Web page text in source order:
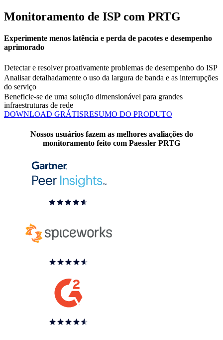
Monitoramento de ISP com PRTG
Experimente menos latência e perda de pacotes e desempenho
aprimorado
Detectar e resolver proativamente problemas de desempenho do ISP
Analisar detalhadamente o uso da largura de banda e as interrupções
do serviço
Beneficie-se de uma solução dimensionável para grandes
infraestruturas de rede
DOWNLOAD GRÁTISRESUMO DO PRODUTO
Nossos usuários fazem as melhores avaliações do
monitoramento feito com Paessler PRTG